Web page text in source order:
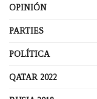
OPINIÓN
PARTIES
POLÍTICA
QATAR 2022